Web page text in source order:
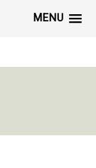
MENU